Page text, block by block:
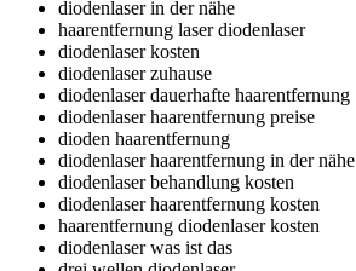
diodenlaser in der nähe
haarentfernung laser diodenlaser
diodenlaser kosten
diodenlaser zuhause
diodenlaser dauerhafte haarentfernung
diodenlaser haarentfernung preise
dioden haarentfernung
diodenlaser haarentfernung in der nähe
diodenlaser behandlung kosten
diodenlaser haarentfernung kosten
haarentfernung diodenlaser kosten
diodenlaser was ist das